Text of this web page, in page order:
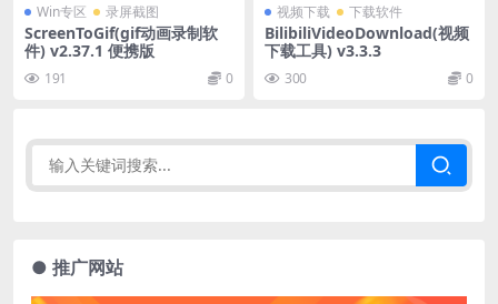
Win专区 录屏截图
ScreenToGif(gif动画录制软
件) v2.37.1 便携版
191 0
视频下载 下载软件
BilibiliVideoDownload(视频
下载工具) v3.3.3
300 0
● 推广网站